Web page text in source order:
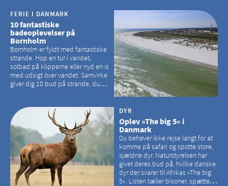
FERIE I DANMARK
10 fantastiske
badeoplevelser på
Bornholm
Bornholm er fyldt med fantastiske
strande. Hop en tur i vandet,
solbad på klipperne eller nyd en is
med udsigt over vandet. Samvirke
giver dig 10 bud på strande, du
DYR
Oplev »The big 5« i
Danmark
Du behøver ikke rejse langt for at
komme på safari og spotte store,
sjældne dyr. Naturstyrelsen har
givet deres bud på, hvilke danske
dyr der svarer til Afrikas »The big
5«. Listen tæller bisoner, spættede